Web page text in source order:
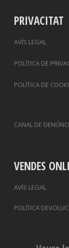
PRIVACITAT
AVÍS LEGAL
POLÍTICA DE
POLÍTICA DE
CANAL DE
VENDES
AVÍS LEGAL
POLÍTICA